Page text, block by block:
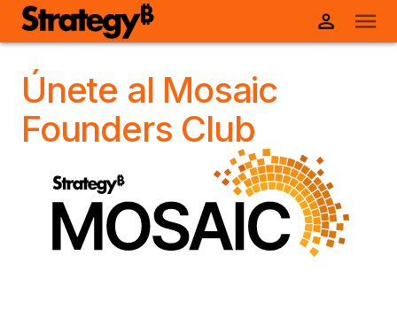
Únete al Mosaic
Founders Club